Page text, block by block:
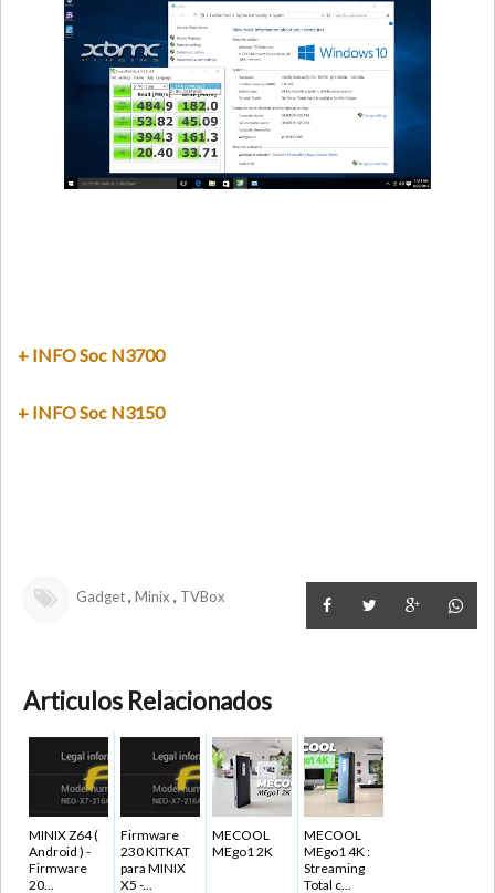
+ INFO Soc N3700
+ INFO Soc N3150
Gadget, Minix , TVBox
Articulos Relacionados
MINIX Z64 (
Android ) -
Firmware
20...
Firmware
230 KITKAT
para MINIX
X5 -...
MECOOL
MEgo1 2K
MECOOL
MEgo1 4K :
Streaming
Total c...